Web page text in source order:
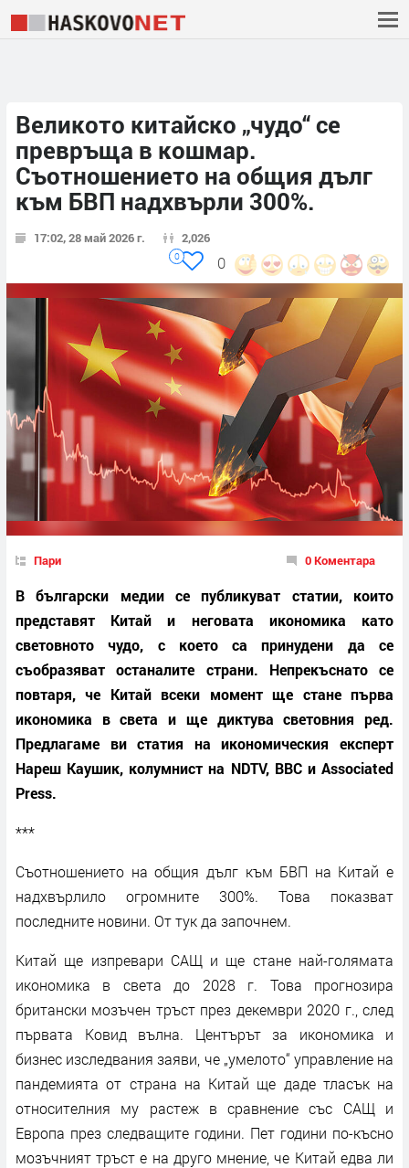
Великото китайско „чудо“ се
превръща в кошмар.
Съотношението на общия дълг
към БВП надхвърли 300%.
17:02, 28 май 2026 г. 2,026
0
0
Пари 0 Коментара
В български медии се публикуват статии, които
представят Китай и неговата икономика като
световното чудо, с което са принудени да се
съобразяват останалите страни. Непрекъснато се
повтаря, че Китай всеки момент ще стане първа
икономика в света и ще диктува световния ред.
Предлагаме ви статия на икономическия експерт
Нареш Каушик, колумнист на NDTV, BBC и Associated
Press.
***
Съотношението на общия дълг към БВП на Китай е
надхвърлило огромните 300%. Това показват
последните новини. От тук да започнем.
Китай ще изпревари САЩ и ще стане най-голямата
икономика в света до 2028 г. Това прогнозира
британски мозъчен тръст през декември 2020 г., след
първата Ковид вълна. Центърът за икономика и
бизнес изследвания заяви, че „умелото“ управление на
пандемията от страна на Китай ще даде тласък на
относителния му растеж в сравнение със САЩ и
Европа през следващите години. Пет години по-късно
мозъчният тръст е на друго мнение, че Китай едва ли